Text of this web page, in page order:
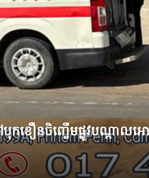
ខឿនចិញ្ចើមផ្លូវបណ្ដាលអ